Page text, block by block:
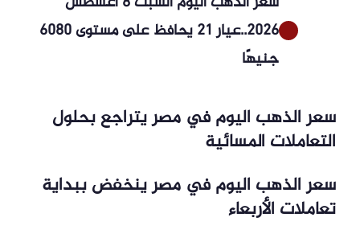
2026..عيار 21 يحافظ على مستوى 6080
جنيهًا
سعر الذهب اليوم في مصر يتراجع بحلول
التعاملات المسائية
سعر الذهب اليوم في مصر ينخفض ببداية
تعاملات الأربعاء